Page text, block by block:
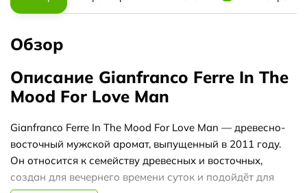
Обзор
Описание Gianfranco Ferre In The
Mood For Love Man
Gianfranco Ferre In The Mood For Love Man — древесно-
восточный мужской аромат, выпущенный в 2011 году.
Он относится к семейству древесных и восточных,
создан для вечернего времени суток и подойдёт для